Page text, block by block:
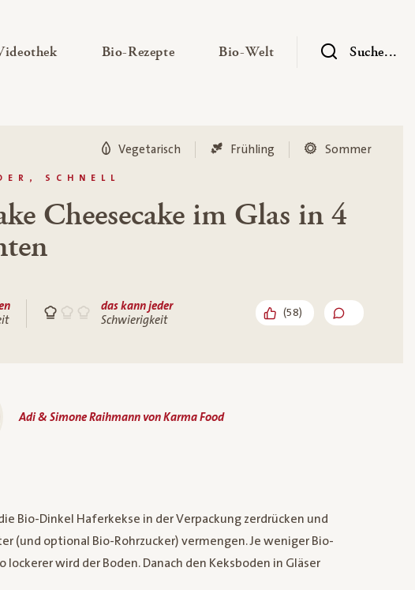
— Untermenü ausklappen
Bio-Rezepte— Untermenü ausklappen
Bio-Welt — UntermenüSuche...
SCHNELL
Vegetarisch Frühling Sommer
Cheesecake im Glas in 4
das kann jeder
Schwierigkeit
(58)
Adi & Simone Raihmann von Karma Food
Bio-Dinkel Haferkekse in der Verpackung zerdrücken und
(und optional Bio-Rohrzucker) vermengen. Je weniger Bio-
wird der Boden. Danach den Keksboden in Gläser